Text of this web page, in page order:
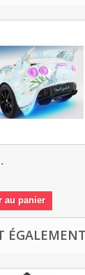
au panier